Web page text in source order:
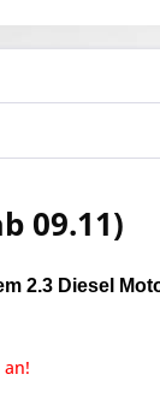
09.11)
2.3 Diesel